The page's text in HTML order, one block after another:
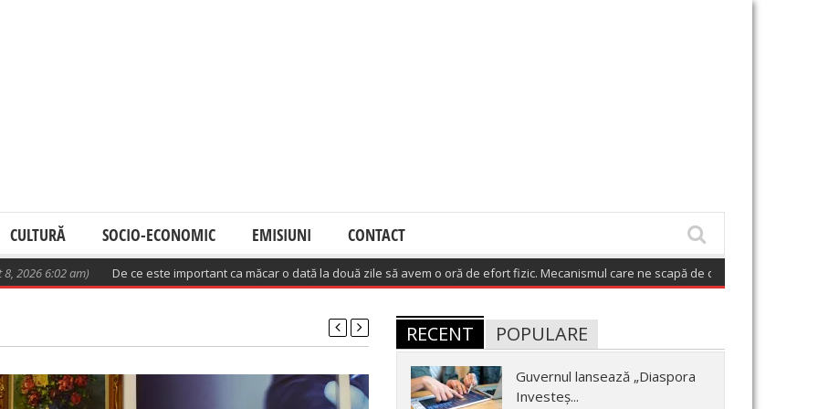
CULTURĂ SOCIO-ECONOMIC EMISIUNI CONTACT
am) De ce este important ca măcar o dată la două zile să avem o oră de efort fizic. Mecanismul care ne scapă de o boală grea
RECENT POPULARE
Guvernul lansează „Diaspora
Investeș...